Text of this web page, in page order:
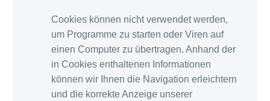
Cookies können nicht verwendet werden,
um Programme zu starten oder Viren auf
einen Computer zu übertragen. Anhand der
in Cookies enthaltenen Informationen
können wir Ihnen die Navigation erleichtern
und die korrekte Anzeige unserer